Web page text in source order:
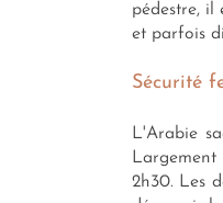
pédestre, il
et parfois
Sécurité
L'Arabie
2h30. Les